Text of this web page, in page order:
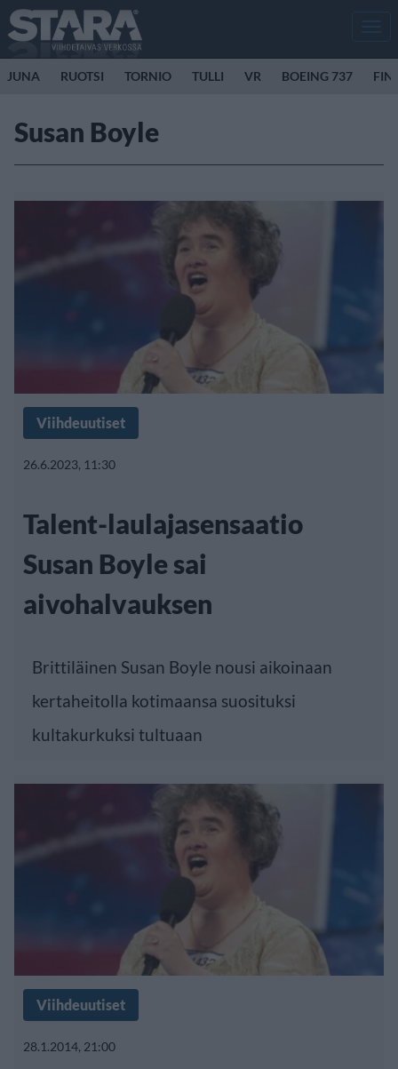
JUNA RUOTSI TORNIO TULLI VR BOEING 737
Susan Boyle
Viihdeuutiset
26.6.2023, 11:30
Talent-laulajasensaatio
Susan Boyle sai
aivohalvauksen
Brittiläinen Susan Boyle nousi aikoinaan
kertaheitolla kotimaansa suosituksi
kultakurkuksi tultuaan
Viihdeuutiset
28.1.2014, 21:00